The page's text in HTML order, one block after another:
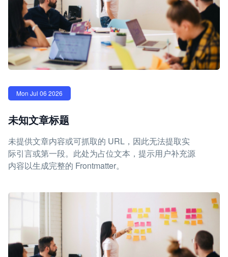
Mon Jul 06 2026
未知文章标题
未提供文章内容或可抓取的 URL，因此无法提取实
际引言或第一段。此处为占位文本，提示用户补充源
内容以生成完整的 Frontmatter。